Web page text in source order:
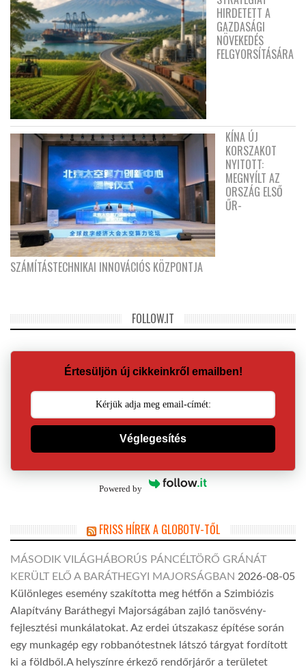
HIRDETETT A
GAZDASÁGI
NÖVEKEDÉS
FELGYORSÍTÁSÁRA
KÍNA ÚJ
KORSZAKOT
NYITOTT:
MEGNYÍLT AZ
ORSZÁG ELSŐ
ŰR-
SZÁMÍTÁSTECHNIKAI INNOVÁCIÓS KÖZPONTJA
FOLLOW.IT
Értesüljön új cikkeinkről emailben!
Véglegesítés
Powered by
FRISS HÍREK A GLOBOTV-TŐL
MÁSODIK VILÁGHÁBORÚS PÁNCÉLTÖRŐ GRÁNÁT
KERÜLT ELŐ A BARÁTHEGYI MAJORSÁGBAN 2026-08-05
Különleges esemény szakította meg hétfőn a Szimbiózis
Alapítvány Baráthegyi Majorságában zajló tanösvény-
fejlesztési munkálatokat. Az erdei útszakasz építése során
egy munkagép egy robbanótestnek látszó tárgyat fordított
ki a földből.A helyszínre érkező rendőrjárőr a területet